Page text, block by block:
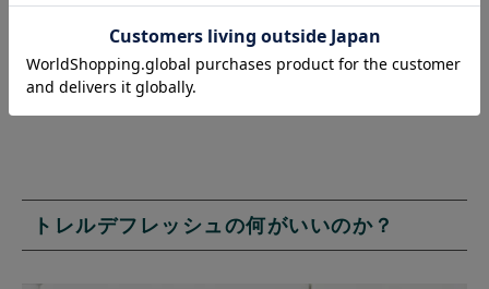
私は歯磨きがあまり上手ではなく、いつ
も指導ばかりされていたので、間違いな
くトレルのおかげだと思います。
トレルデフレッシュの何がいいのか？